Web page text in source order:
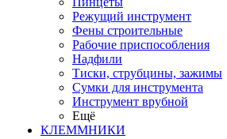
Режущий инструмент
Фены строительные
Рабочие приспособления
Надфили
Тиски, струбцины, зажимы
Сумки для инструмента
Инструмент врубной
Ещё
КЛЕММНИКИ